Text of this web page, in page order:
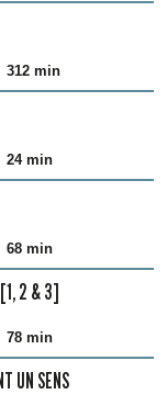
312 min
24 min
68 min
[1, 2 & 3]
78 min
UN SENS